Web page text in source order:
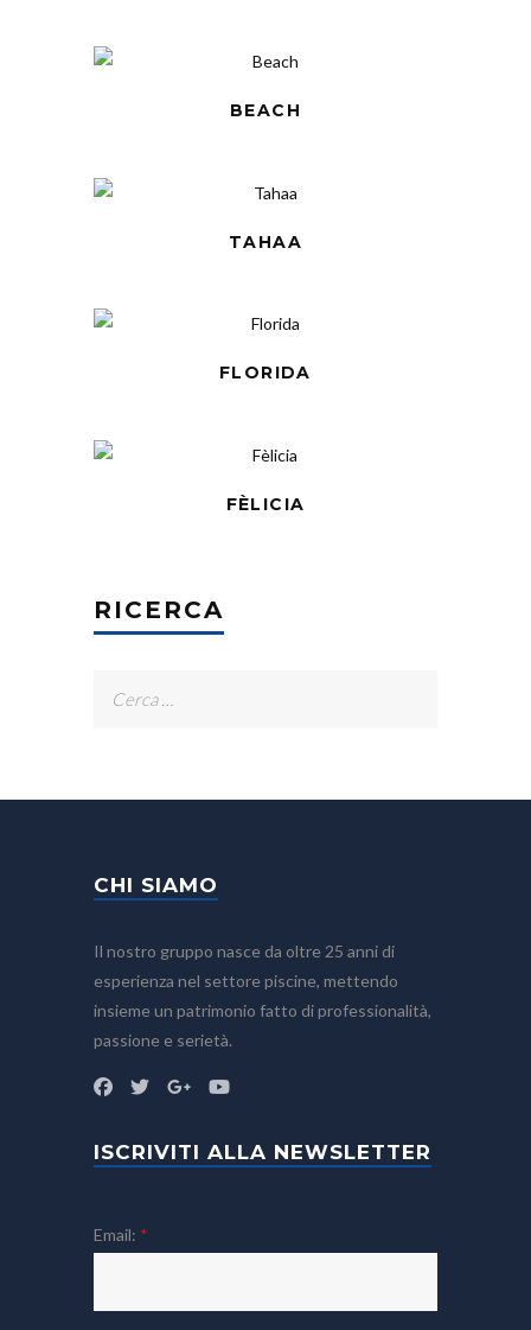
BEACH
TAHAA
FLORIDA
FÈLICIA
RICERCA
CHI SIAMO
Il nostro gruppo nasce da oltre 25 anni di
esperienza nel settore piscine, mettendo
insieme un patrimonio fatto di professionalità,
passione e serietà.
ISCRIVITI ALLA NEWSLETTER
Email: *